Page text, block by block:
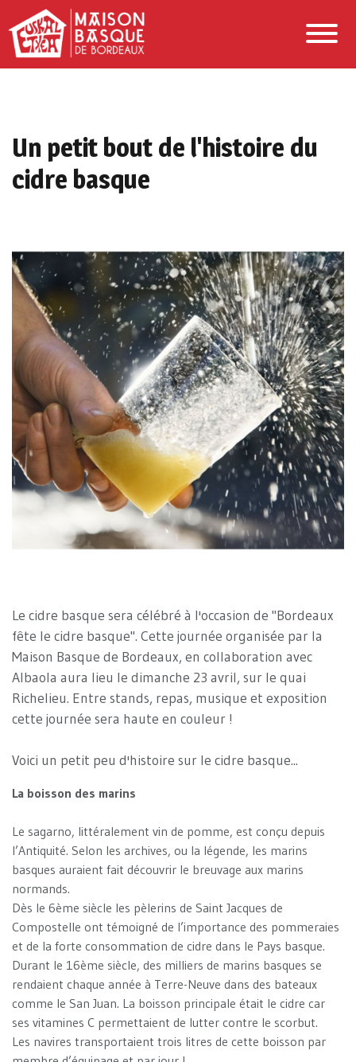
Un petit bout de l'histoire du
cidre basque
Le cidre basque sera célébré à l'occasion de "Bordeaux
fête le cidre basque". Cette journée organisée par la
Maison Basque de Bordeaux, en collaboration avec
Albaola aura lieu le dimanche 23 avril, sur le quai
Richelieu. Entre stands, repas, musique et exposition
cette journée sera haute en couleur !
Voici un petit peu d'histoire sur le cidre basque...
La boisson des marins
Le sagarno, littéralement vin de pomme, est conçu depuis
l’Antiquité. Selon les archives, ou la légende, les marins
basques auraient fait découvrir le breuvage aux marins
normands.
Dès le 6ème siècle les pèlerins de Saint Jacques de
Compostelle ont témoigné de l’importance des pommeraies
et de la forte consommation de cidre dans le Pays basque.
Durant le 16ème siècle, des milliers de marins basques se
rendaient chaque année à Terre-Neuve dans des bateaux
comme le San Juan. La boisson principale était le cidre car
ses vitamines C permettaient de lutter contre le scorbut.
Les navires transportaient trois litres de cette boisson par